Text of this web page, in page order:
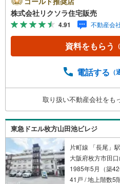
当日・翌日のご案内はお
日 毎週水曜日◇弊社ホー
も好評！◇不動産情報サ
ジに多数掲載！◇学校区
での物件探しに便利！「
の掲載物件もまとめてご
会 随時開催中】〇お客
品のご提案〇住宅ローン
詳しくご説明〇住宅ロー
品もご提案〇仕事や収入
ンへの問題解決是非とも
株式会社リクソラ住宅販売
4.91 不動産会
資料をもらう
電話する （
取り扱い不動産会社をも
東急ドエル枚方山田池ビレジ
片町線 「長尾」
大阪府枚方市田
1985年5月（築42
41戸 / 地上階数5